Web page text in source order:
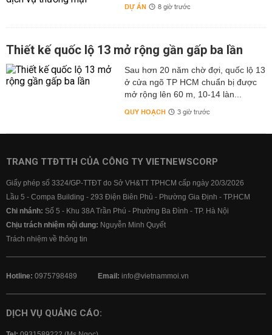
DỰ ÁN 8 giờ trước
Thiết kế quốc lộ 13 mở rộng gần gấp ba lần
Sau hơn 20 năm chờ đợi, quốc lộ 13
ở cửa ngõ TP HCM chuẩn bị được
mở rộng lên 60 m, 10-14 làn...
QUY HOẠCH 3 giờ trước
TRANG TTĐTTH CỦA CÔNG TY VIETNEWSCORP
Giấy phép số 3324/GP-TTĐT do Sở VH&TT TPHCM cấp ngày 20/3/2026
Lầu 5 - Compa Building - 293 Điện Biên Phủ - Phường Gia Định - TP.HCM
Chi nhánh: Số 5 - Khu 38A Trần Phú - Phường Ba Đình - TP. Hà Nội
Chịu trách nhiệm nội dung: Nguyễn Minh Quyết
Trách nhiệm về thông tin
Hotline: 0975798489 Email: info@vietnammoi.vn
DỊCH VỤ QUẢNG CÁO: